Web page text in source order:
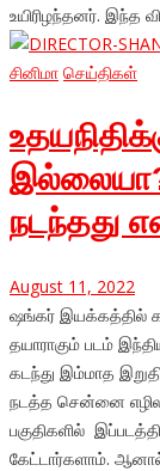
உயிரிழந்தனர். இந்த
சினிமா செய்திகள்
நடந்தது
August 11, 2022
ஷங்கர் இயக்கத்தில்
தயாராகும் படம்
கடந்து இம்மாத
நடத்த சென்னை
பகுதிகளில்
கேட்டார்களாம்.